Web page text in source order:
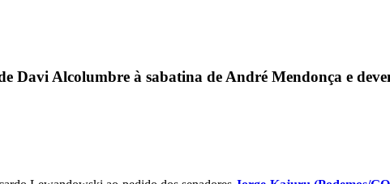
Davi Alcolumbre à sabatina de André Mendonça e